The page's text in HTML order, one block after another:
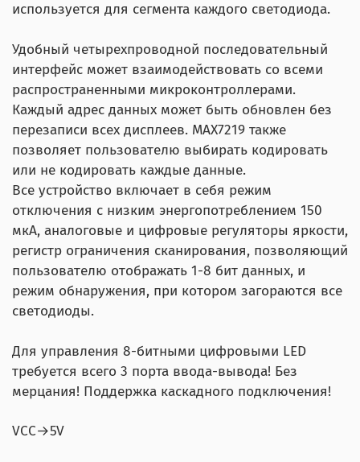
используется для сегмента каждого светодиода.
Удобный четырехпроводной последовательный
интерфейс может взаимодействовать со всеми
распространенными микроконтроллерами.
Каждый адрес данных может быть обновлен без
перезаписи всех дисплеев. MAX7219 также
позволяет пользователю выбирать кодировать
или не кодировать каждые данные.
Все устройство включает в себя режим
отключения с низким энергопотреблением 150
мкА, аналоговые и цифровые регуляторы яркости,
регистр ограничения сканирования, позволяющий
пользователю отображать 1-8 бит данных, и
режим обнаружения, при котором загораются все
светодиоды.
Для управления 8-битными цифровыми LED
требуется всего 3 порта ввода-вывода! Без
мерцания! Поддержка каскадного подключения!
VCC→5V